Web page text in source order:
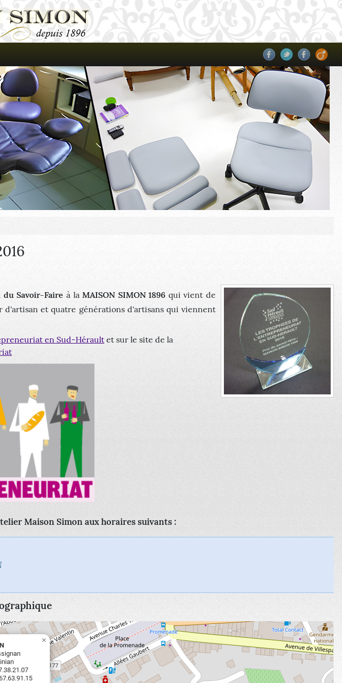
du Savoir-Faire à laMAISON SIMON 1896 qui vient de
d'artisan et quatre générations d'artisans qui viennent
en Sud-Hérault et sur le site de la
Maison Simon aux horaires suivants :
×